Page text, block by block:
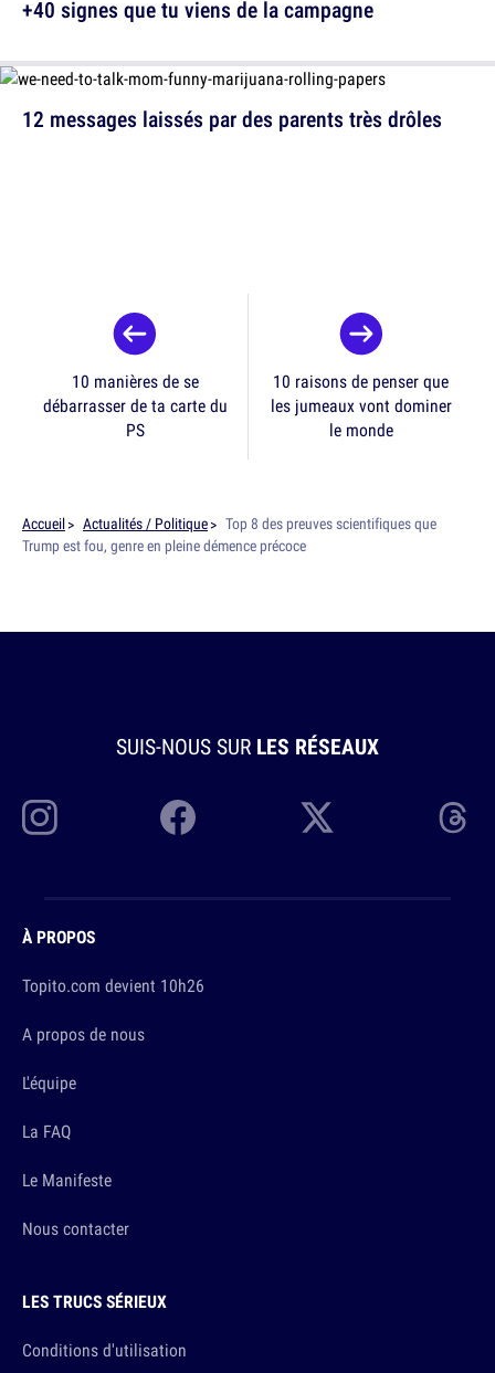
12 messages laissés par des parents très drôles
+40 signes que tu viens de la campagne
10 manières de se
débarrasser de ta carte du
PS
10 raisons de penser que
les jumeaux vont dominer
le monde
Accueil Actualités / Politique
Top 8 des preuves scientifiques que
Trump est fou, genre en pleine démence précoce
SUIS-NOUS SUR LES RÉSEAUX
À PROPOS
Topito.com devient 10h26
A propos de nous
L'équipe
La FAQ
Le Manifeste
Nous contacter
LES TRUCS SÉRIEUX
Conditions d'utilisation